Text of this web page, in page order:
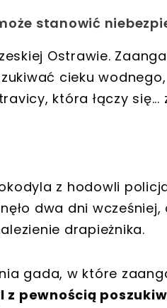
stanowić
Ostrawie.
cieku
która łączy się...
z hodowli
dwa dni wcześniej,
drapieżnika.
gada, w które
z pewnością